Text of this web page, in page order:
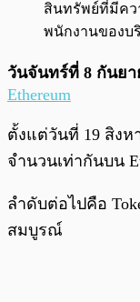
สินทรัพย์ที่มีคว
พนักงานของบ
วันจันทร์ที่ 8 กันย
Ethereum
ตั้งแต่วันที่ 19 สิงห
จำนวนเท่ากันบน
ลำดับต่อไปคือ
สมบูรณ์